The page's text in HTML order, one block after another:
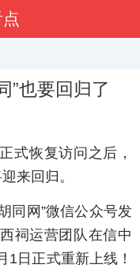
”也要回归了
式恢复访问之后，
来回归。
同网”微信公众号发
祠运营团队在信中
1日正式重新上线！